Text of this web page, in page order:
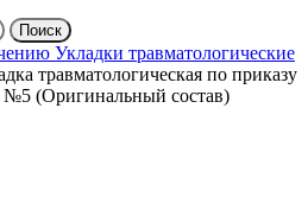
Поиск
Укладки травматологические
травматологическая по приказу
№5 (Оригинальный состав)